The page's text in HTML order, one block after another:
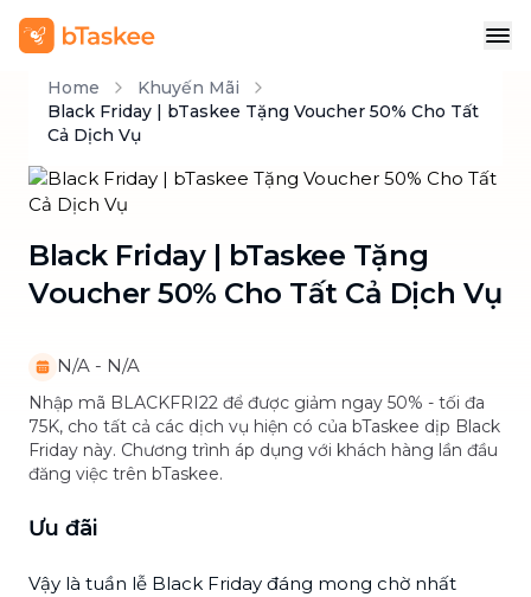
Home
Khuyến Mãi
Black Friday | bTaskee Tặng Voucher 50% Cho Tất
Cả Dịch Vụ
Black Friday | bTaskee Tặng
Voucher 50% Cho Tất Cả Dịch Vụ
N/A - N/A
Nhập mã BLACKFRI22 để được giảm ngay 50% - tối đa
75K, cho tất cả các dịch vụ hiện có của bTaskee dịp Black
Friday này. Chương trình áp dụng với khách hàng lần đầu
đăng việc trên bTaskee.
Ưu đãi
Vậy là tuần lễ Black Friday đáng mong chờ nhất